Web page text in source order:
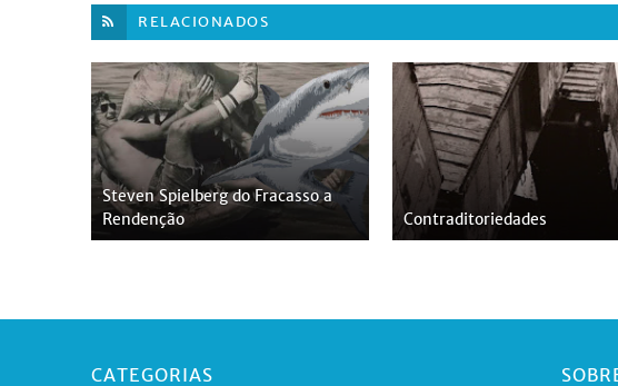
RELACIONADOS
Steven Spielberg do Fracasso a
Rendenção
Contraditoriedades
CATEGORIAS